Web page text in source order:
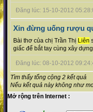
Đăng lúc: 15-10-2012
Xin đừng uống rượu
Bài thơ của chị Trần Thị Liên
giấc để bắt tay cùng xây
Đăng lúc: 08-10-2012
Tìm thấy tổng cộng 2 kết quả
Nếu kết quả này không như
Mở rộng trên Internet :